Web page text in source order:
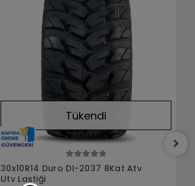
Stokta Yok
Tükendi
29X9-14 29X11-14 Duro DI2039
8Kat Ön Arka Takım Atv Lastiği